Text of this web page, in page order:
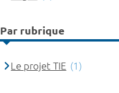
Par rubrique
Le projet TIE (1)